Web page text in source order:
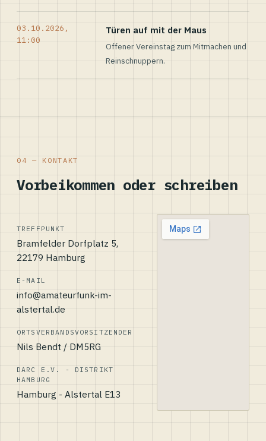
03.10.2026,
11:00
Türen auf mit der Maus
Offener Vereinstag zum Mitmachen und
Reinschnuppern.
04 — KONTAKT
Vorbeikommen oder schreiben
TREFFPUNKT
Bramfelder Dorfplatz 5,
22179 Hamburg
E-MAIL
info@amateurfunk-im-
alstertal.de
ORTSVERBANDSVORSITZENDER
Nils Bendt / DM5RG
DARC E.V. - DISTRIKT
HAMBURG
Hamburg - Alstertal E13